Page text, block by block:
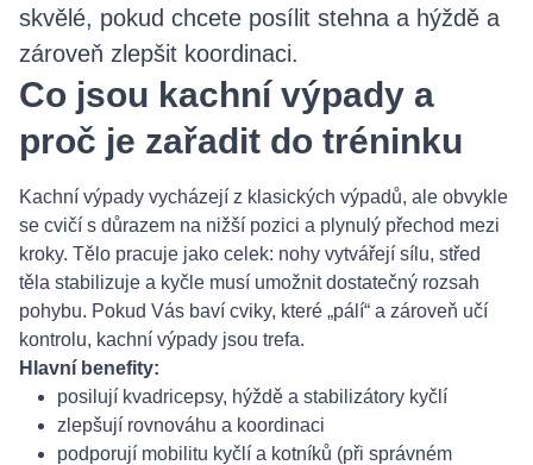
skvělé, pokud chcete posílit stehna a hýždě a
zároveň zlepšit koordinaci.
Co jsou kachní výpady a
proč je zařadit do tréninku
Kachní výpady vycházejí z klasických výpadů, ale obvykle
se cvičí s důrazem na nižší pozici a plynulý přechod mezi
kroky. Tělo pracuje jako celek: nohy vytvářejí sílu, střed
těla stabilizuje a kyčle musí umožnit dostatečný rozsah
pohybu. Pokud Vás baví cviky, které „pálí“ a zároveň učí
kontrolu, kachní výpady jsou trefa.
Hlavní benefity:
posilují kvadricepsy, hýždě a stabilizátory kyčlí
zlepšují rovnováhu a koordinaci
podporují mobilitu kyčlí a kotníků (při správném